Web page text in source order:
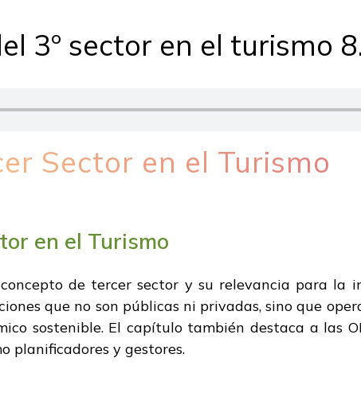
3º sector en el turismo
Sector en el Turismo
en el Turismo
de tercer sector y su relevancia para la
que no son públicas ni privadas, sino que
sostenible. El capítulo también destaca a las
planificadores y gestores.